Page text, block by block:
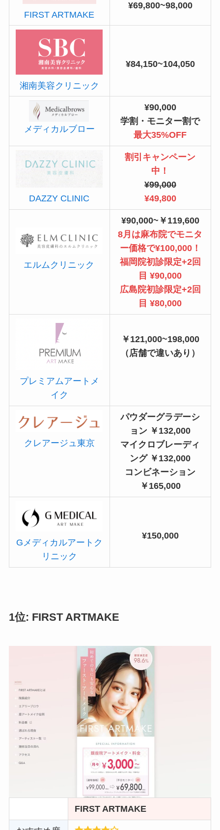
FIRST ARTMAKE
¥69,800~98,000
湘南美容クリニック
¥84,150~104,050
メディカルブロー
¥90,000
学割・モニター割で
最大35%OFF
DAZZY CLINIC
割引キャンペーン
中！
¥99,000
¥49,800
エルムクリニック
¥90,000~￥119,600
8月は麻布院でモニタ
ー価格で¥100,000！
福岡院初診限定+2回
目 ¥90,000
広島院初診限定+2回
目 ¥80,000
プレミアムアートメ
イク
￥121,000~198,000
（店舗で違いあり）
クレアージュ東京
パウダーグラデーシ
ョン ￥132,000
マイクロブレーディ
ング ￥132,000
コンビネーション
￥165,000
Gメディカルアートク
リニック
¥150,000
1位: FIRST ARTMAKE
FIRST ARTMAKE